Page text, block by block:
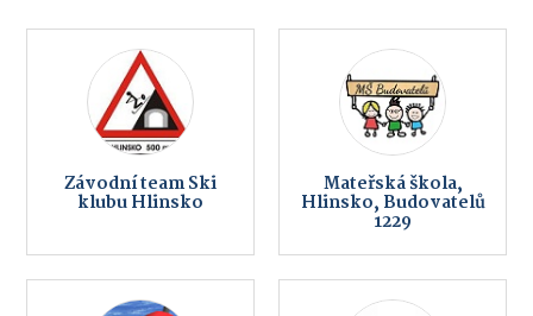
Závodní team Ski
klubu Hlinsko
Mateřská škola,
Hlinsko, Budovatelů
1229